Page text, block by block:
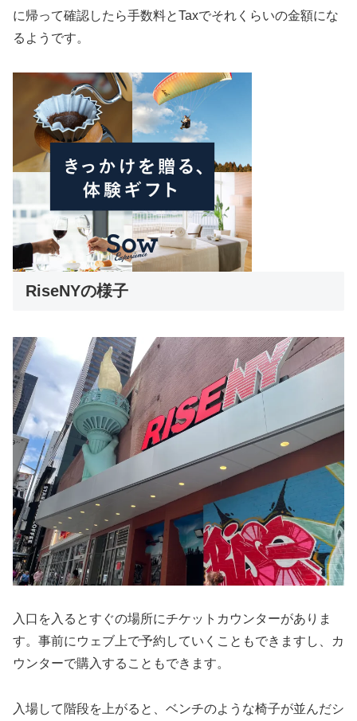
に帰って確認したら手数料とTaxでそれくらいの金額にな
るようです。
RiseNYの様子
入口を入るとすぐの場所にチケットカウンターがありま
す。事前にウェブ上で予約していくこともできますし、カ
ウンターで購入することもできます。
入場して階段を上がると、ベンチのような椅子が並んだシ